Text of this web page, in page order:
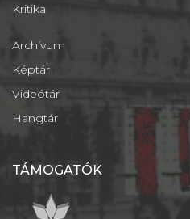
Kritika
Archívum
Képtár
Videótár
Hangtár
TÁMOGATÓK